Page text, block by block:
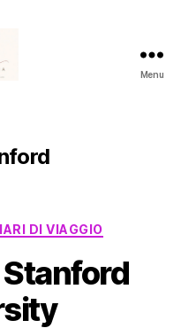
Menu
DI VIAGGIO
Stanford